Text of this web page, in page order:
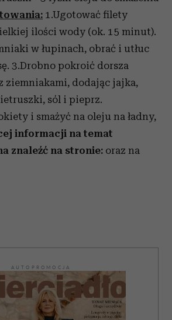
1.Ugotować filety
ilości wody (ok. 15 minut).
w łupinach, obrać i utłuc
3.Drobno pokroić dorsza
ziemniakami, dodając jajka,
sól i pieprz.
i smażyć na oleju na ładny,
informacji na temat
znaleźć na stronie: oraz na
AUTOPROMOCJA